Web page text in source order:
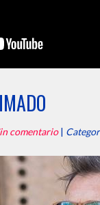
comentario|